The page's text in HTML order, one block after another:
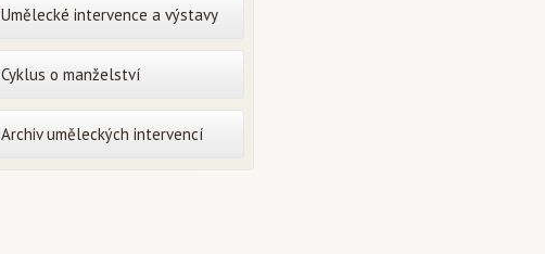
Umělecké intervence a výstavy
Cyklus o manželství
Archiv uměleckých intervencí